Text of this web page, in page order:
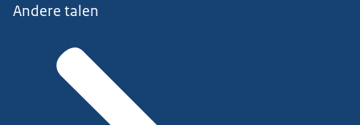
Andere talen